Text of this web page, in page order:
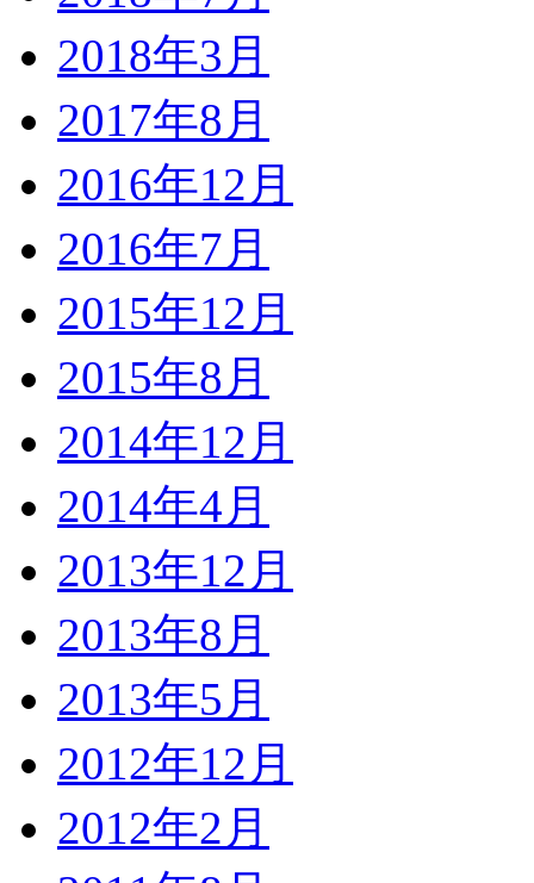
2018年3月
2017年8月
2016年12月
2016年7月
2015年12月
2015年8月
2014年12月
2014年4月
2013年12月
2013年8月
2013年5月
2012年12月
2012年2月